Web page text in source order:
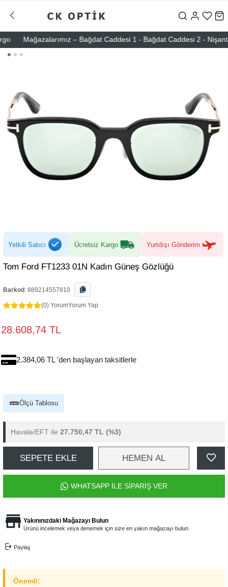
Mağazalarımız – Bağdat Caddesi 1 - Bağdat Caddesi 2 -
Yetkili Satıcı Ücretsiz Kargo Yurtdışı Gönderim
Tom Ford FT1233 01N Kadın Güneş Gözlüğü
Barkod : 889214557810
(0) YorumYorum Yap
28.608,74 TL
2.384,06 TL 'den başlayan taksitlerle
Ölçü Tablosu
Havale/EFT ile 27.750,47 TL (%3)
SEPETE EKLE HEMEN AL
WHATSAPP İLE SİPARİŞ VER
Yakınınızdaki Mağazayı Bulun
Ürünü incelemek veya denemek için size en yakın mağazayı bulun.
Paylaş
Önemli: